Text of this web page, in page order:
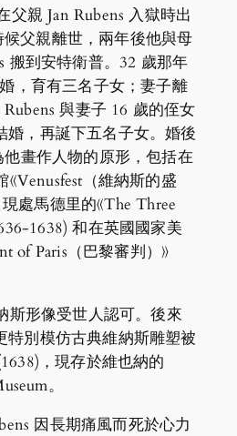
父親 Jan Rubens 入獄時出
父親離世，兩年後他與母
搬到安特衛普。32 歲那年
，育有三名子女；妻子離
與妻子 16 歲的侄女
婚，再誕下五名子女。婚後
畫作人物的原形，包括在
Venusfest（維納斯的盛
處馬德里的《The Three
1638) 和在英國國家美
of Paris（巴黎審判）》
斯形像受世人認可。後來
特別模仿古典維納斯雕塑被
，現存於維也納的
。
因長期痛風而死於心力